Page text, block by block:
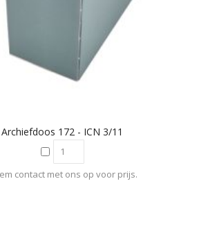
Archiefdoos 172 - ICN 3/11
contact met ons op voor prijs.